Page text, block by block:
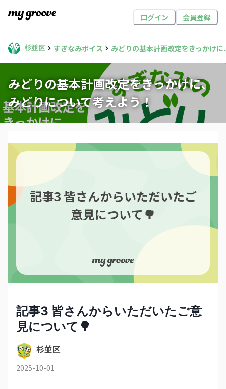
ログイン 会員登録
杉並区 すぎなみボイス みどりの基本計画改定をきっかけ
みどりの基本計画改定をきっかけに、
みどりについて考えよう！
記事3 皆さんからいただいたご
意見について🌳
記事3 皆さんからいただいたご意
見について🌳
杉並区
2025-10-01